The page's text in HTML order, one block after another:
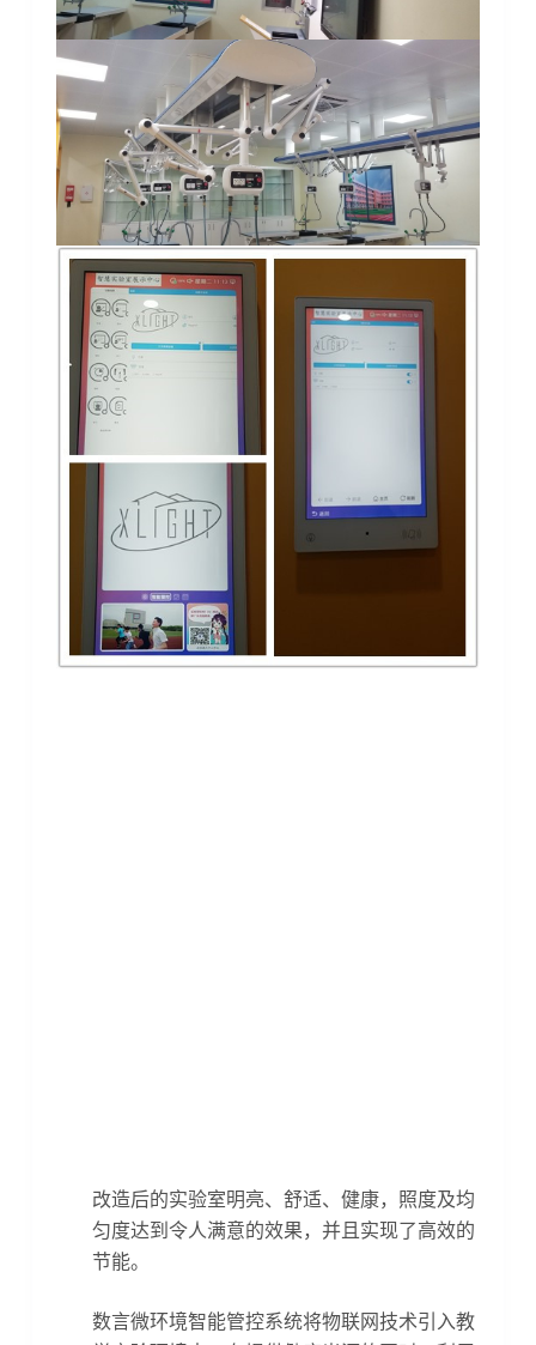
改造后的实验室明亮、舒适、健康，照度及均
匀度达到令人满意的效果，并且实现了高效的
节能。
数言微环境智能管控系统将物联网技术引入教